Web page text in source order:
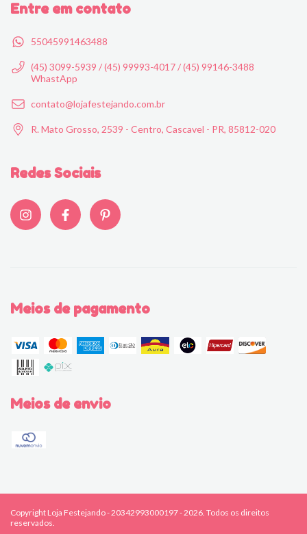
Entre em contato
55045991463488
(45) 3099-5939 / (45) 99993-4017 / (45) 99146-3488
WhastApp
contato@lojafestejando.com.br
R. Mato Grosso, 2539 - Centro, Cascavel - PR, 85812-020
Redes Sociais
Meios de pagamento
Meios de envio
Copyright Loja Festejando - 20342993000197 - 2026. Todos os direitos
reservados.